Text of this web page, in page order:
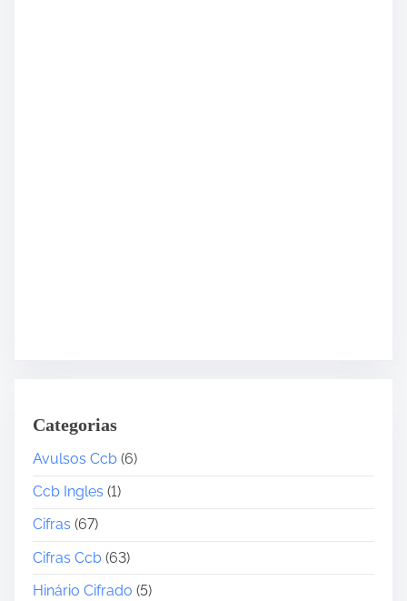
Categorias
Avulsos Ccb (6)
Ccb Ingles (1)
Cifras (67)
Cifras Ccb (63)
Hinário Cifrado (5)